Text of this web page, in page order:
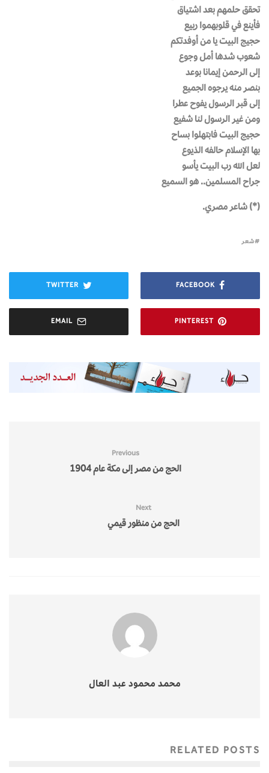
تحقق حلمهم بعد اشتياق
فأينع في قلوبهموا ربيع
حجيج البيت يا من أوفدتكم
شعوب شدها أمل وجوع
إلى الرحمن إيمانا بوعد
بنصر منه يرجوه الجميع
إلى قبر الرسول يفوح عطرا
ومن غير الرسول لنا شفيع
حجيج البيت فابتهلوا بساح
بها الإسلام حالفه الذيوع
لعل الله رب البيت يأسو
جراح المسلمين.. هو السميع
(*) شاعر مصري.
شعر
FACEBOOK
TWITTER
PINTEREST
EMAIL
Previous
الحج من مصر إلى مكة عام 1904
Next
الحج من منظور قيمي
محمد محمود عبد العال
RELATED POSTS